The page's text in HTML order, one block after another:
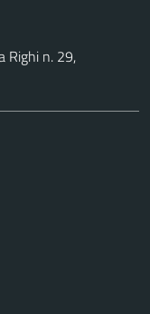
Righi n. 29,